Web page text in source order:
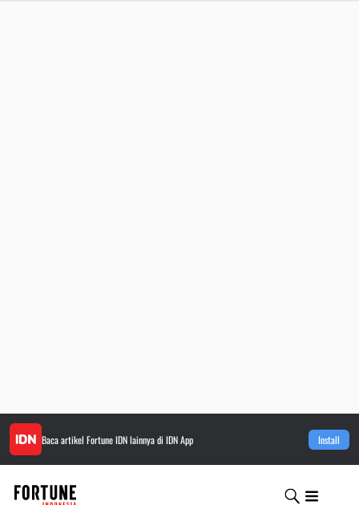
Baca artikel Fortune IDNlainnya di IDN App Install